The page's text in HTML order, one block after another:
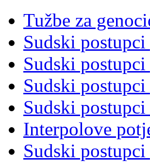
Tužbe za
Sudski
Sudski
Sudski
Sudski
Interpolove
Sudski